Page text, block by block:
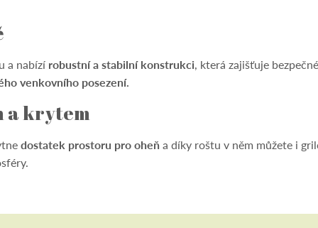
a nabízí robustní a stabilní konstrukci, která zajišťuje
venkovního posezení.
a krytem
dostatek prostoru pro oheň a díky roštu v něm můžete i